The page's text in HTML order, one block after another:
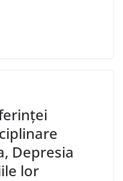
Depresia
lor